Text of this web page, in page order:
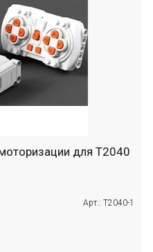
для T2040
Арт.: T2040-1